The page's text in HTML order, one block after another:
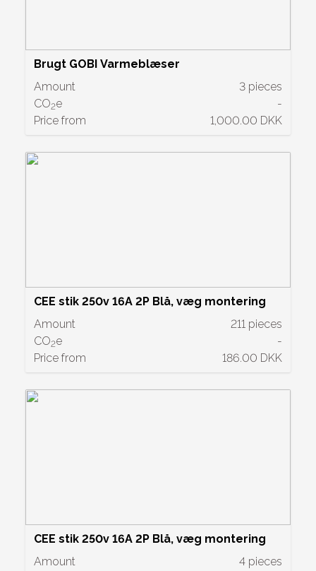
Brugt GOBI Varmeblæser
Amount
3 pieces
CO2e
-
Price from
1,000.00 DKK
CEE stik 250v 16A 2P Blå, væg montering
Amount
211 pieces
CO2e
-
Price from
186.00 DKK
CEE stik 250v 16A 2P Blå, væg montering
Amount
4 pieces